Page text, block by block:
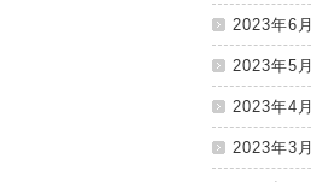
2023年6月
2023年5月
2023年4月
2023年3月